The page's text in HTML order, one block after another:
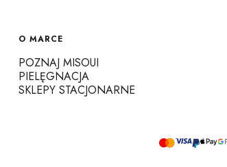
O MARCE
POZNAJ MISOUI
PIELĘGNACJA
SKLEPY STACJONARNE